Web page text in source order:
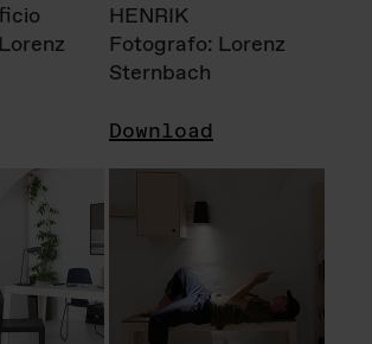
HENRIK
Fotografo: Lorenz
Sternbach
Download